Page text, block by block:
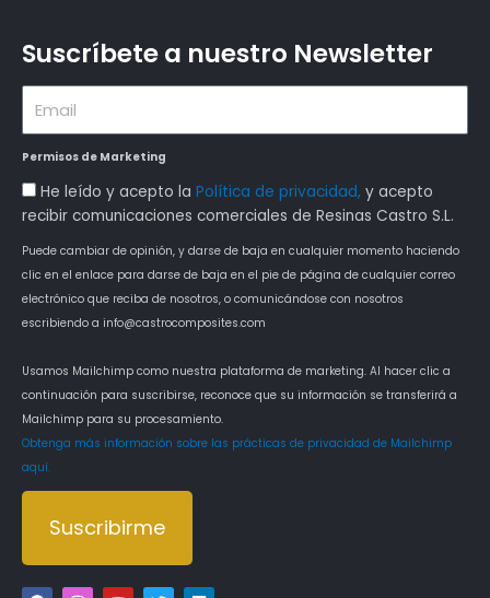
Suscríbete a nuestro Newsletter
Permisos de Marketing
Aceptación
Política
He leído y acepto la Política de privacidad, y acepto
recibir comunicaciones comerciales de Resinas Castro S.L.
Puede cambiar de opinión, y darse de baja en cualquier momento haciendo
clic en el enlace para darse de baja en el pie de página de cualquier correo
electrónico que reciba de nosotros, o comunicándose con nosotros
escribiendo a info@castrocomposites.com
Usamos Mailchimp como nuestra plataforma de marketing. Al hacer clic a
continuación para suscribirse, reconoce que su información se transferirá a
Mailchimp para su procesamiento.
Obtenga más información sobre las prácticas de privacidad de Mailchimp
aquí.
Suscribirme